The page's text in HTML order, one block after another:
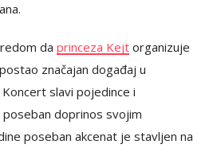
da princeza Kejt organizuje
značajan događaj u
slavi pojedince i
doprinos svojim
poseban akcenat je stavljen na